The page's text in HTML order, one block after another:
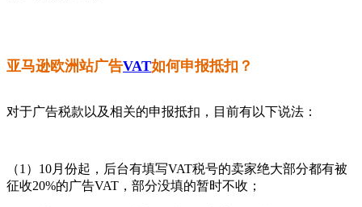
亚马逊欧洲站广告VAT如何申报抵扣？
对于广告税款以及相关的申报抵扣，目前有以下说法：
（1）10月份起，后台有填写VAT税号的卖家绝大部分都有被
征收20%的广告VAT，部分没填的暂时不收；